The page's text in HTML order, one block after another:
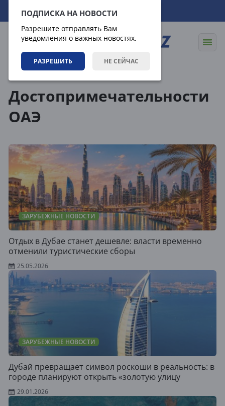
ПОДПИСКА НА НОВОСТИ
Разрешите отправлять Вам
уведомления о важных новостях.
РАЗРЕШИТЬ НЕ СЕЙЧАС
07.08.2026 08:39:55
Достопримечательности
ОАЭ
ЗАРУБЕЖНЫЕ НОВОСТИ
Отдых в Дубае станет дешевле: власти временно
отменили туристические сборы
25.05.2026
ЗАРУБЕЖНЫЕ НОВОСТИ
Дубай превращает символ роскоши в реальность: в
городе планируют открыть «золотую улицу
29.01.2026